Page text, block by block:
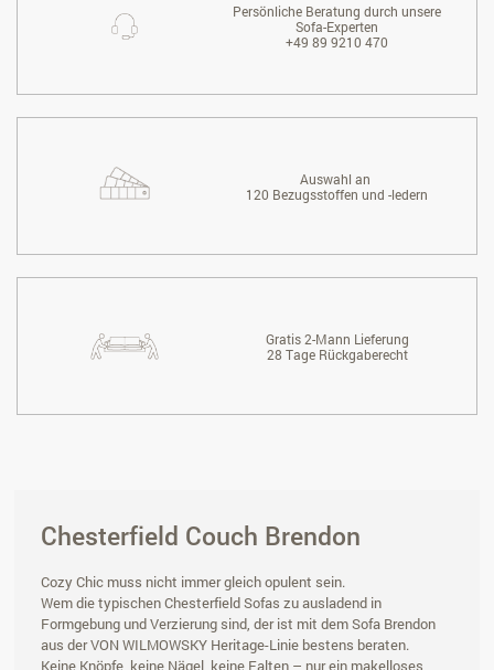
Persönliche Beratung durch unsere
Sofa-Experten
+49 89 9210 470
Auswahl an
120 Bezugsstoffen und -ledern
Gratis 2-Mann Lieferung
28 Tage Rückgaberecht
Chesterfield Couch Brendon
Cozy Chic muss nicht immer gleich opulent sein.
Wem die typischen Chesterfield Sofas zu ausladend in
Formgebung und Verzierung sind, der ist mit dem Sofa Brendon
aus der VON WILMOWSKY Heritage-Linie bestens beraten.
Keine Knöpfe, keine Nägel, keine Falten – nur ein makelloses